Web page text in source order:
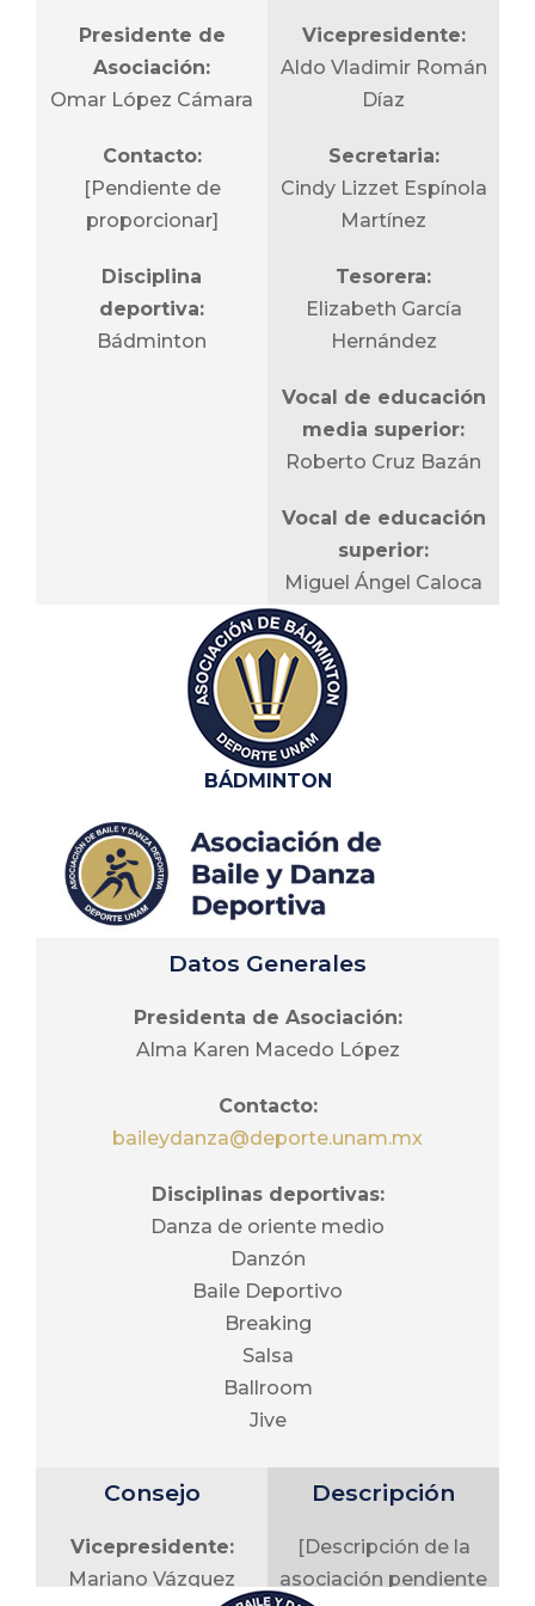
Vocal CCH:
Lef. Oswaldo de la
Rosa Meza
Vocal ENP:
Prof. Víctor Hugo
Rubí Hernández
Vocal de CU:
Lic. Gabriela Gissel
González Huchin
Vocal de alumnos
de nivel superior:
C. Ángel Emiliano
Ferzuli Jiménez
de nivel media
superior:
C. Marina Valeria
González Martínez
la Confederación
de la Dirección
Universitario (DGDU)
a través de su
Dirección de Deporte
Asociación agrupa a
entrenadores, atletas
y jueces que
UNAM en
competencias
avaladas por la
Federación Mundo
de Atletismo en
México A.C. y World
Athletics a nivel local,
internacional,
Olimpiada Nacional
CONADE, los
Campeonatos
Juegos
Universitarios.
Su objetivo principal
es detectar,
potencializar el
rendimiento
deportivo de los
estudiantes
universitarios a
través de la práctica
del atletismo para
pongan en alto a la
nacional e
internacional. Por lo
Presidente de
Asociación:
Omar López Cámara
Contacto:
[Pendiente de
proporcionar]
Disciplina
deportiva:
Bádminton
Vicepresidente:
Aldo Vladimir Román
Díaz
Secretaria:
Cindy Lizzet Espínola
Martínez
Tesorera:
Elizabeth García
Hernández
Vocal de educación
media superior:
Roberto Cruz Bazán
Vocal de educación
superior:
Miguel Ángel Caloca
Vocal de alumnos:
Jorge Rodríguez
[Descripción de la asociación pendiente de
completar]
BÁDMINTON
Datos Generales
Presidenta de Asociación:
Alma Karen Macedo López
Contacto:
baileydanza@deporte.unam.mx
Disciplinas deportivas:
Danza de oriente medio
Danzón
Baile Deportivo
Breaking
Salsa
Ballroom
Jive
Consejo
Vicepresidente:
Mariano Vázquez
Descripción
[Descripción de la
asociación pendiente